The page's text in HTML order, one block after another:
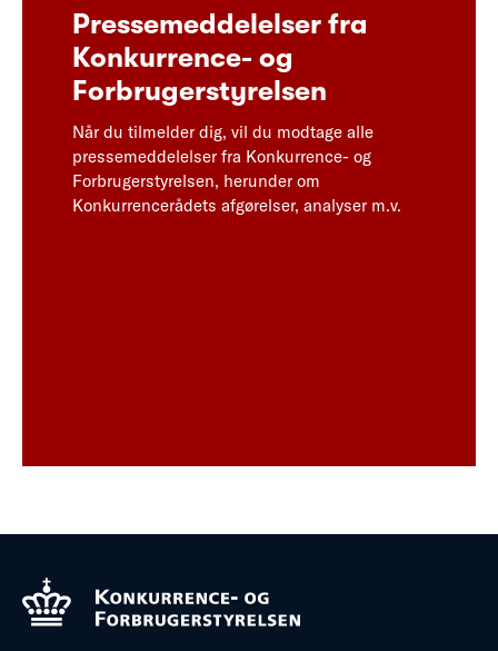
Pressemeddelelser fra
Konkurrence- og
Forbrugerstyrelsen
Når du tilmelder dig, vil du modtage alle
pressemeddelelser fra Konkurrence- og
Forbrugerstyrelsen, herunder om
Konkurrencerådets afgørelser, analyser m.v.